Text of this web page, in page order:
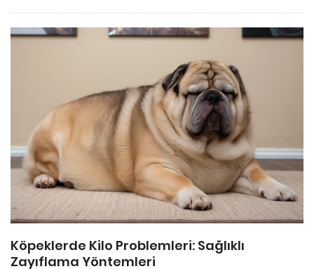
Köpeklerde Kilo Problemleri: Sağlıklı
Zayıflama Yöntemleri